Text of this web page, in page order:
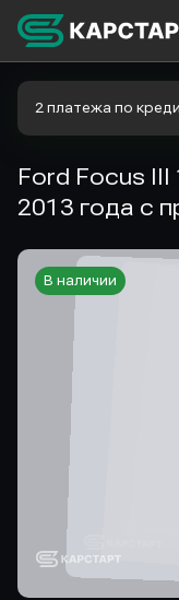
2 платежа по
Ford Focus III
2013 года с
В наличии